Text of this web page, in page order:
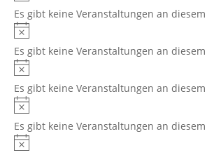
Es gibt keine Veranstaltungen an diesem
Es gibt keine Veranstaltungen an diesem
Es gibt keine Veranstaltungen an diesem
Es gibt keine Veranstaltungen an diesem